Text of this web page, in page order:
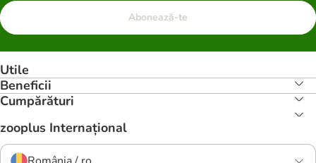
Abonează-te
Utile
Beneficii
Cumpărături
zooplus Internațional